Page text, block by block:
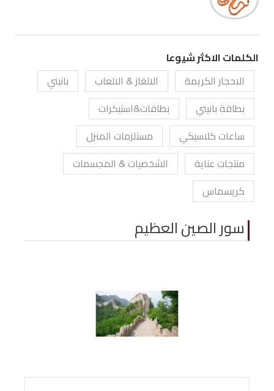
الكلمات الاكثر شيوعا
الاحجار الكريمة
الالغاز & الالعاب
بانيني
بطاقة بانيني
بطاقات&استيكرات
ساعات كلاسيكي
مستلزمات المنزل
منتجات عناية
الشخصيات & المجسمات
كريسماس
سور الصين العظيم